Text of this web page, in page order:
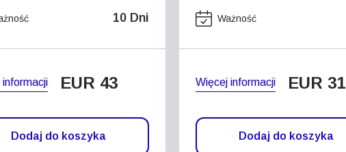
10 Dni
informacji EUR 43
Dodaj do koszyka
Ważność
Więcej informacji EUR 31
Dodaj do koszyka